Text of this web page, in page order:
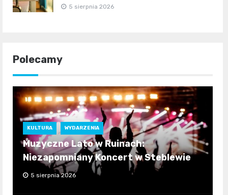
5 sierpnia 2026
Polecamy
KULTURA WYDARZENIA
Muzyczne Lato w Ruinach:
Niezapomniany Koncert w Steblewie
5 sierpnia 2026